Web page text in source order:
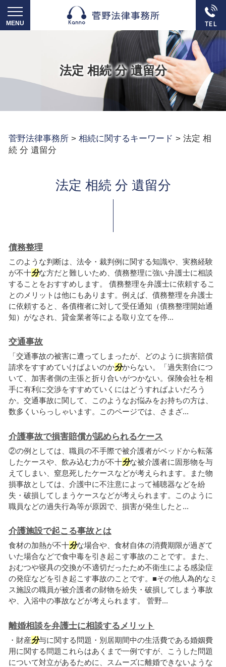
法定 相続 分 遺留分
菅野法律事務所 > 相続に関するキーワード > 法定 相
続 分 遺留分
法定 相続 分 遺留分
債務整理
このような判断は、法令・裁判例に関する知識や、実務経験
が不十分な方だと難しいため、債務整理に強い弁護士に相談
することをおすすめします。 債務整理を弁護士に依頼するこ
とのメリットは他にもあります。例えば、債務整理を弁護士
に依頼すると、各債権者に対して受任通知（債務整理開始通
知）がなされ、貸金業者等による取り立てを停...
交通事故
「交通事故の被害に遭ってしまったが、どのように損害賠償
請求をすすめていけばよいのか分からない。「過失割合につ
いて、加害者側の主張と折り合いがつかない。保険会社を相
手に有利に交渉をすすめていくにはどうすればよいだろう
か。交通事故に関して、このようなお悩みをお持ちの方は、
数多くいらっしゃいます。このページでは、さまざ...
介護事故で損害賠償が認められるケース
②の例としては、職員の不手際で被介護者がベッドから転落
したケースや、飲み込む力が不十分な被介護者に固形物を与
えてしまい、窒息死したケースなどが考えられます。また物
損事故としては、介護中に不注意によって補聴器などを紛
失・破損してしまうケースなどが考えられます。このように
職員などの過失行為等が原因で、損害が発生したと...
介護施設で起こる事故とは
食材の加熱が不十分な場合や、食材自体の消費期限が過ぎて
いた場合などで食中毒を引き起こす事故のことです。また、
おむつや寝具の交換が不適切だったため不衛生による感染症
の発症などを引き起こす事故のことです。■その他人為的なミ
ス施設の職員が被介護者の財物を紛失・破損してしまう事故
や、入浴中の事故などが考えられます。 菅野...
離婚相談を弁護士に相談するメリット
・財産分与に関する問題・別居期間中の生活費である婚姻費
用に関する問題これらはあくまで一例ですが、こうした問題
について対立があるために、スムーズに離婚できないような